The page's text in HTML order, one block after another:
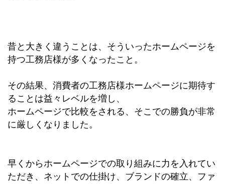
昔と大きく違うことは、そういったホームページを
持つ工務店様が多くなったこと。
その結果、消費者の工務店様ホームページに期待す
ることは益々レベルを増し、
ホームページで比較をされる、そこでの勝負が非常
に厳しくなりました。
早くからホームページでの取り組みに力を入れてい
ただき、ネットでの仕掛け、ブランドの確立、ファ